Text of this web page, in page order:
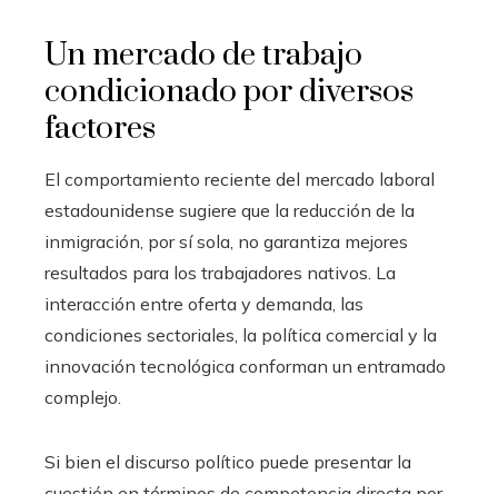
Un mercado de trabajo
condicionado por diversos
factores
El comportamiento reciente del mercado laboral
estadounidense sugiere que la reducción de la
inmigración, por sí sola, no garantiza mejores
resultados para los trabajadores nativos. La
interacción entre oferta y demanda, las
condiciones sectoriales, la política comercial y la
innovación tecnológica conforman un entramado
complejo.
Si bien el discurso político puede presentar la